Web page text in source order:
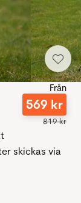
Från
569 kr
819kr
skickas via